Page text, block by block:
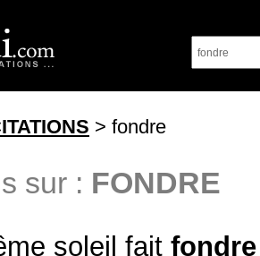
> fondre
sur : FONDRE
soleil fait fondre